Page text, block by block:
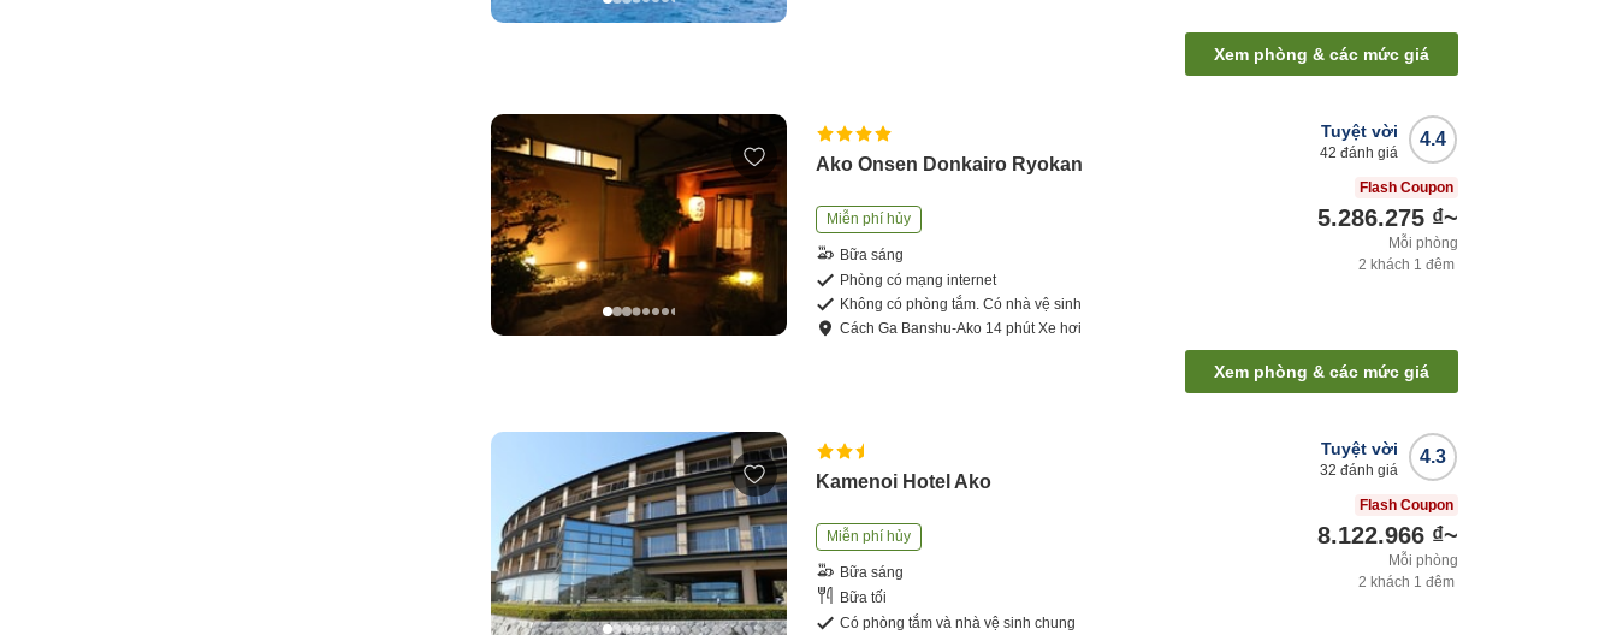
Xem phòng & các mức giá
Ako Onsen Donkairo Ryokan
Miễn phí hủy
Bữa sáng
Phòng có mạng internet
Không có phòng tắm. Có nhà vệ sinh
CáchGa Banshu-Ako 14 phútXe hơi
4.4
Tuyệt vời
42 đánh giá
Flash Coupon
5.286.275 ₫~
Mỗi phòng
2 khách 1 đêm
Xem phòng & các mức giá
Kamenoi Hotel Ako
Miễn phí hủy
Bữa sáng
Bữa tối
Có phòng tắm và nhà vệ sinh chung
4.3
Tuyệt vời
32 đánh giá
Flash Coupon
8.122.966 ₫~
Mỗi phòng
2 khách 1 đêm